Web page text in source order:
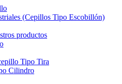
(Cepillos Tipo Escobillón)
productos
Tipo Tira
Cilindro